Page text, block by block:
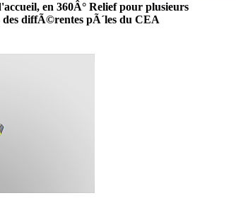
en 360Â° Relief pour plusieurs
diffÃ©rentes pÃ´les du CEA